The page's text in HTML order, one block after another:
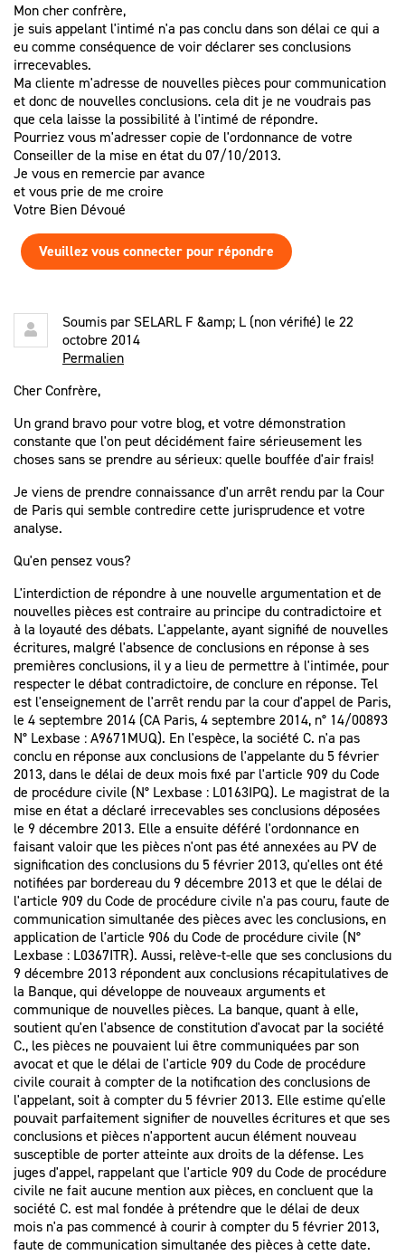
Mon cher confrère,
je suis appelant l'intimé n'a pas conclu dans son délai ce qui a
eu comme conséquence de voir déclarer ses conclusions
irrecevables.
Ma cliente m'adresse de nouvelles pièces pour communication
et donc de nouvelles conclusions. cela dit je ne voudrais pas
que cela laisse la possibilité à l'intimé de répondre.
Pourriez vous m'adresser copie de l'ordonnance de votre
Conseiller de la mise en état du 07/10/2013.
Je vous en remercie par avance
et vous prie de me croire
Votre Bien Dévoué
Veuillez vous connecter pour répondre
Soumis parSELARL F &amp; L (non vérifié) le 22
octobre 2014
Permalien
Cher Confrère,
Un grand bravo pour votre blog, et votre démonstration
constante que l'on peut décidément faire sérieusement les
choses sans se prendre au sérieux: quelle bouffée d'air frais!
Je viens de prendre connaissance d'un arrêt rendu par la Cour
de Paris qui semble contredire cette jurisprudence et votre
analyse.
Qu'en pensez vous?
L'interdiction de répondre à une nouvelle argumentation et de
nouvelles pièces est contraire au principe du contradictoire et
à la loyauté des débats. L'appelante, ayant signifié de nouvelles
écritures, malgré l'absence de conclusions en réponse à ses
premières conclusions, il y a lieu de permettre à l'intimée, pour
respecter le débat contradictoire, de conclure en réponse. Tel
est l'enseignement de l'arrêt rendu par la cour d'appel de Paris,
le 4 septembre 2014 (CA Paris, 4 septembre 2014, n° 14/00893
N° Lexbase : A9671MUQ). En l'espèce, la société C. n'a pas
conclu en réponse aux conclusions de l'appelante du 5 février
2013, dans le délai de deux mois fixé par l'article 909 du Code
de procédure civile (N° Lexbase : L0163IPQ). Le magistrat de la
mise en état a déclaré irrecevables ses conclusions déposées
le 9 décembre 2013. Elle a ensuite déféré l'ordonnance en
faisant valoir que les pièces n'ont pas été annexées au PV de
signification des conclusions du 5 février 2013, qu'elles ont été
notifiées par bordereau du 9 décembre 2013 et que le délai de
l'article 909 du Code de procédure civile n'a pas couru, faute de
communication simultanée des pièces avec les conclusions, en
application de l'article 906 du Code de procédure civile (N°
Lexbase : L0367ITR). Aussi, relève-t-elle que ses conclusions du
9 décembre 2013 répondent aux conclusions récapitulatives de
la Banque, qui développe de nouveaux arguments et
communique de nouvelles pièces. La banque, quant à elle,
soutient qu'en l'absence de constitution d'avocat par la société
C., les pièces ne pouvaient lui être communiquées par son
avocat et que le délai de l'article 909 du Code de procédure
civile courait à compter de la notification des conclusions de
l'appelant, soit à compter du 5 février 2013. Elle estime qu'elle
pouvait parfaitement signifier de nouvelles écritures et que ses
conclusions et pièces n'apportent aucun élément nouveau
susceptible de porter atteinte aux droits de la défense. Les
juges d'appel, rappelant que l'article 909 du Code de procédure
civile ne fait aucune mention aux pièces, en concluent que la
société C. est mal fondée à prétendre que le délai de deux
mois n'a pas commencé à courir à compter du 5 février 2013,
faute de communication simultanée des pièces à cette date.